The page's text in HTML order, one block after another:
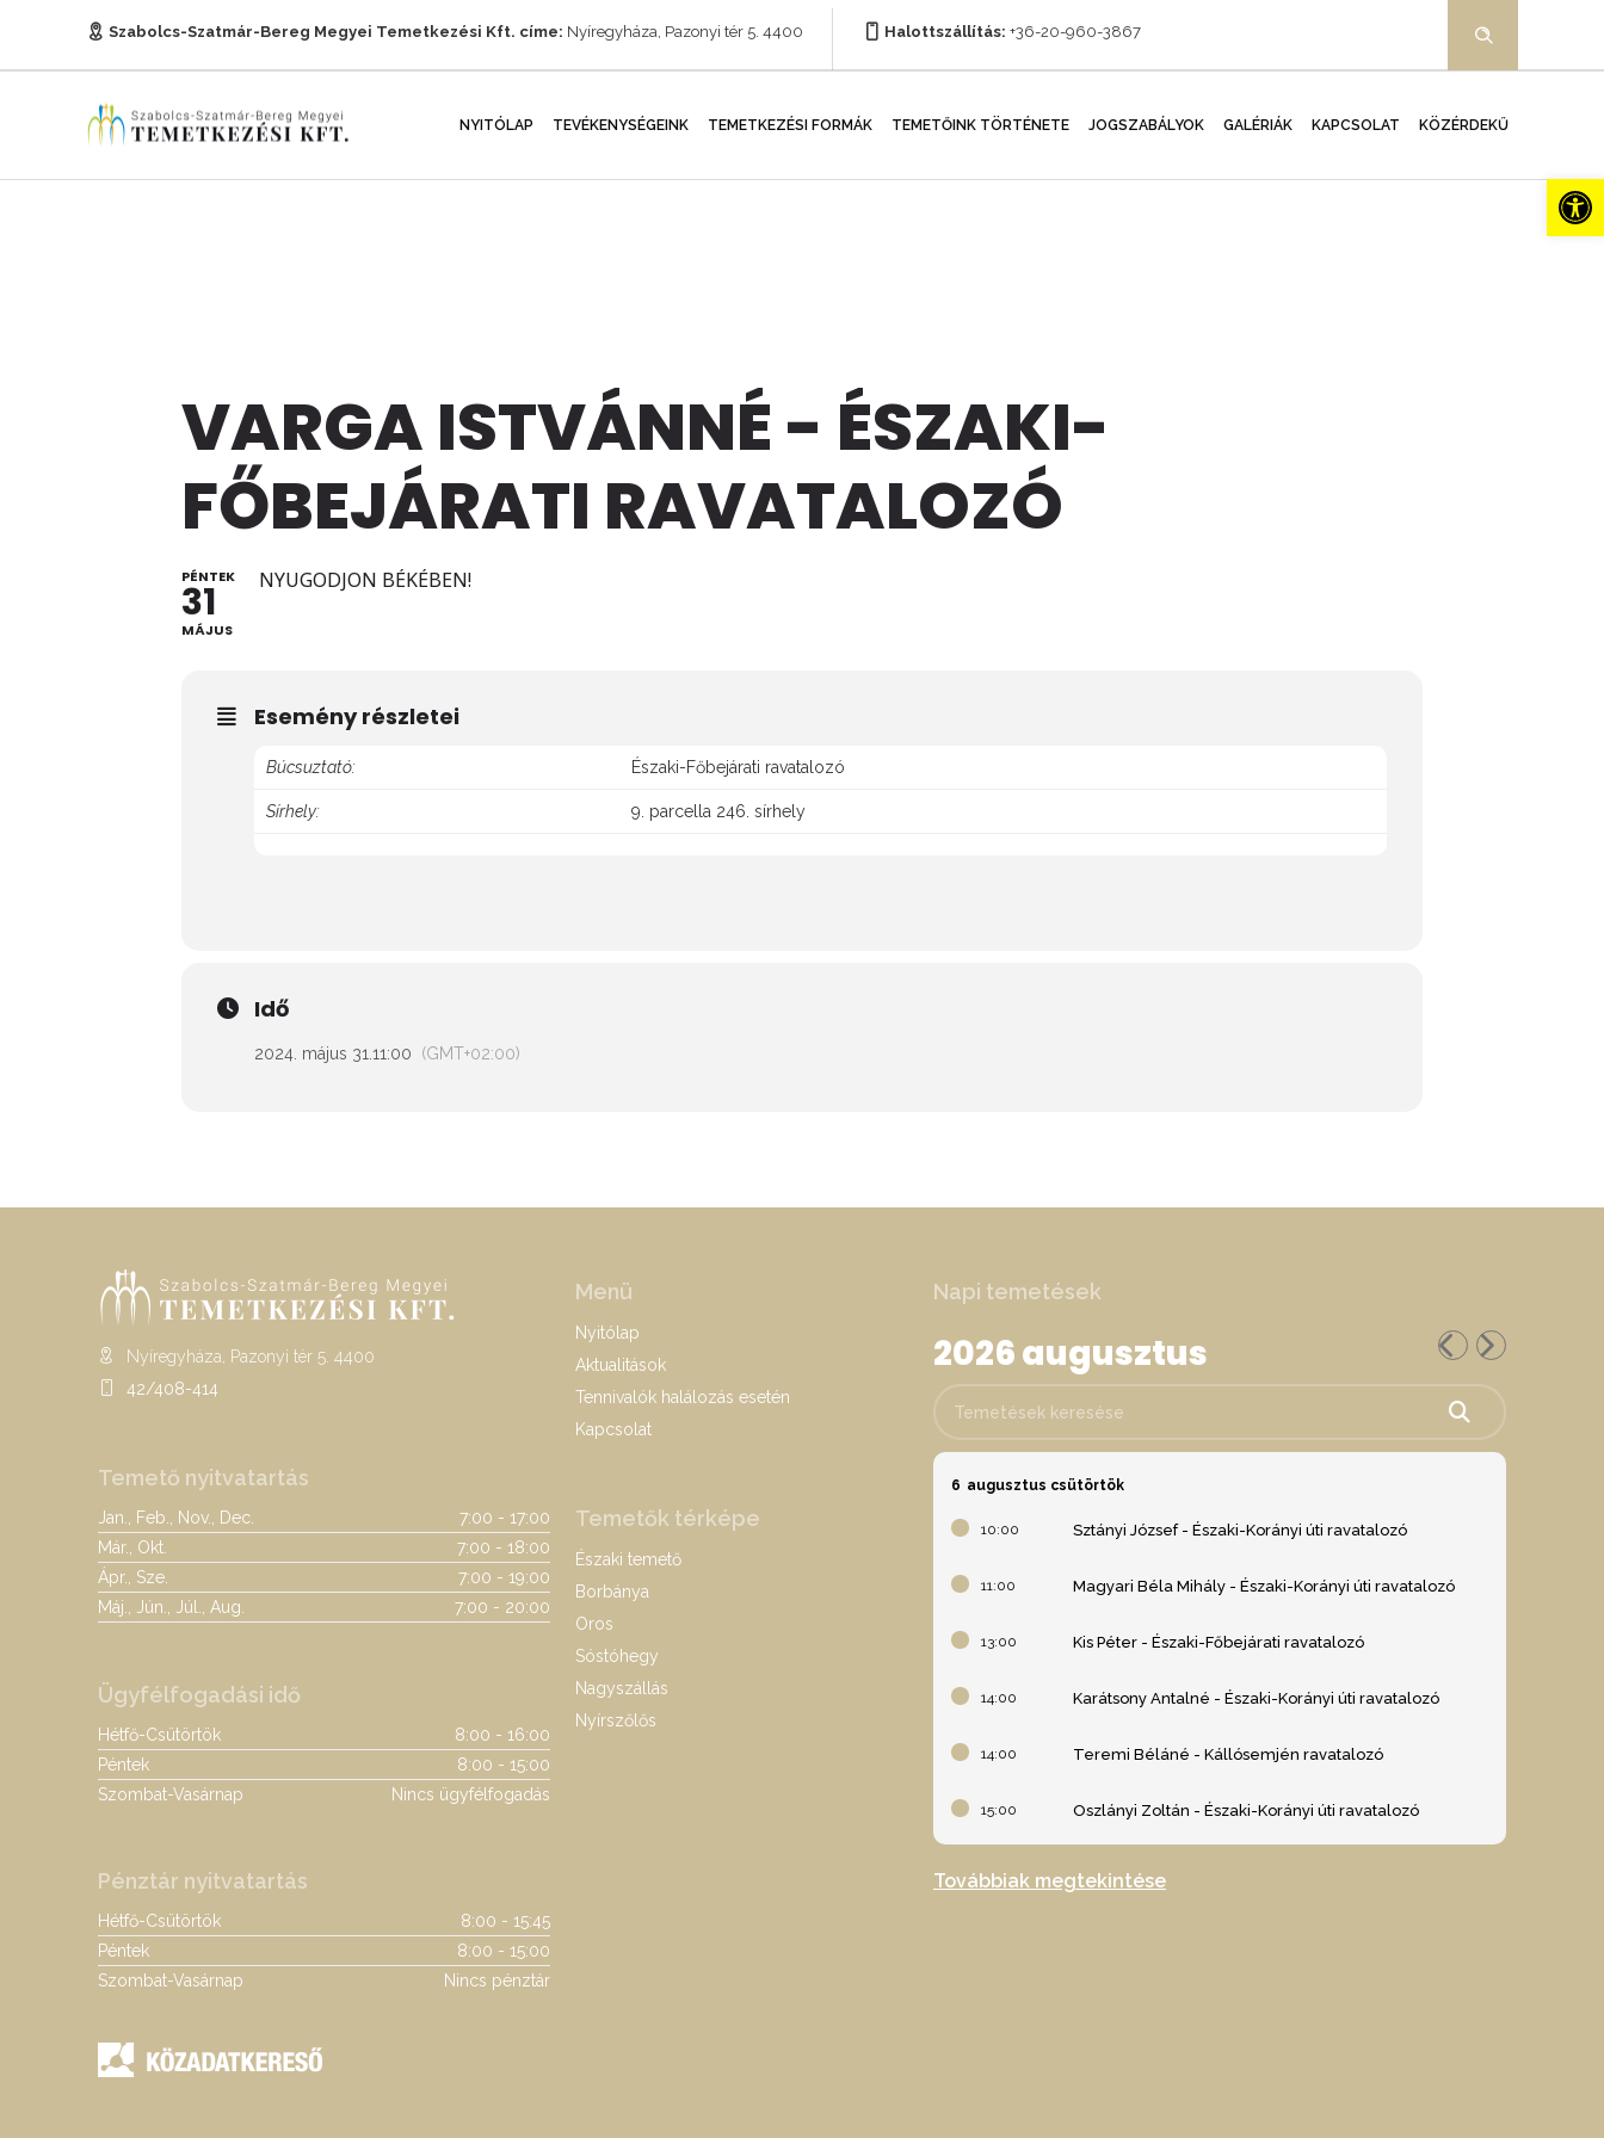
Szabolcs-Szatmár-Bereg Megyei Temetkezési Kft. címe: Nyíregyháza, Pazonyi tér 5. 4400 Halottszállítás: +36-20-960-3867
NYITÓLAP TEVÉKENYSÉGEINK TEMETKEZÉSI FORMÁK TEMETŐINK TÖRTÉNETE JOGSZABÁLYOK GALÉRIÁK KAPCSOLAT KÖZÉRDEKŰ
VARGA ISTVÁNNÉ - ÉSZAKI-
FŐBEJÁRATI RAVATALOZÓ
PÉNTEK
31
MÁJUS
NYUGODJON BÉKÉBEN!
Esemény részletei
Búcsuztató: Északi-Főbejárati ravatalozó
Sírhely: 9. parcella 246. sírhely
Idő
2024. május 31. 11:00 (GMT+02:00)
Nyíregyháza, Pazonyi tér 5. 4400
42/408-414
Temető nyitvatartás
Jan., Feb., Nov., Dec.
7:00 - 17:00
Már., Okt.
7:00 - 18:00
Ápr., Sze.
7:00 - 19:00
Máj., Jún., Júl., Aug.
7:00 - 20:00
Ügyfélfogadási idő
Hétfő-Csütörtök
8:00 - 16:00
Péntek
8:00 - 15:00
Szombat-Vasárnap
Nincs ügyfélfogadás
Pénztár nyitvatartás
Hétfő-Csütörtök
8:00 - 15:45
Péntek
8:00 - 15:00
Szombat-Vasárnap
Nincs pénztár
Menü
Nyitólap
Aktualitások
Tennivalók halálozás esetén
Kapcsolat
Temetők térképe
Északi temető
Borbánya
Oros
Sóstóhegy
Nagyszállás
Nyírszőlős
Napi temetések
2026 augusztus
6 augusztus csütörtök
10:00 Sztányi József - Északi-Korányi úti ravatalozó
11:00 Magyari Béla Mihály - Északi-Korányi úti ravatalozó
13:00 Kis Péter - Északi-Főbejárati ravatalozó
14:00 Karátsony Antalné - Északi-Korányi úti ravatalozó
14:00 Teremi Béláné - Kállósemjén ravatalozó
15:00 Oszlányi Zoltán - Északi-Korányi úti ravatalozó
Továbbiak megtekintése